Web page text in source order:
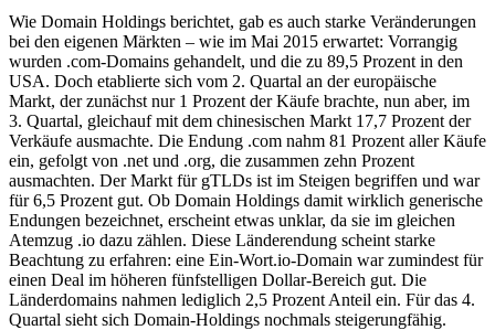
Wie Domain Holdings berichtet, gab es auch starke Veränderungen
bei den eigenen Märkten – wie im Mai 2015 erwartet: Vorrangig
wurden .com-Domains gehandelt, und die zu 89,5 Prozent in den
USA. Doch etablierte sich vom 2. Quartal an der europäische
Markt, der zunächst nur 1 Prozent der Käufe brachte, nun aber, im
3. Quartal, gleichauf mit dem chinesischen Markt 17,7 Prozent der
Verkäufe ausmachte. Die Endung .com nahm 81 Prozent aller Käufe
ein, gefolgt von .net und .org, die zusammen zehn Prozent
ausmachten. Der Markt für gTLDs ist im Steigen begriffen und war
für 6,5 Prozent gut. Ob Domain Holdings damit wirklich generische
Endungen bezeichnet, erscheint etwas unklar, da sie im gleichen
Atemzug .io dazu zählen. Diese Länderendung scheint starke
Beachtung zu erfahren: eine Ein-Wort.io-Domain war zumindest für
einen Deal im höheren fünfstelligen Dollar-Bereich gut. Die
Länderdomains nahmen lediglich 2,5 Prozent Anteil ein. Für das 4.
Quartal sieht sich Domain-Holdings nochmals steigerungfähig.